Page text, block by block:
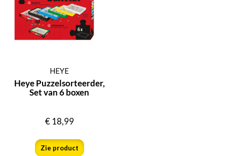
HEYE
Heye Puzzelsorteerder,
Set van 6 boxen
€18,99
Zie product